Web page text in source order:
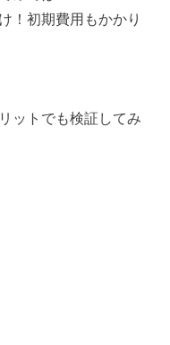
！初期費用もかかり
ットでも検証してみ